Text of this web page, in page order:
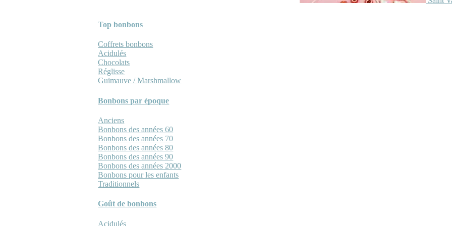
Top bonbons
Coffrets bonbons
Acidulés
Chocolats
Réglisse
Guimauve / Marshmallow
Bonbons par époque
Anciens
Bonbons des années 60
Bonbons des années 70
Bonbons des années 80
Bonbons des années 90
Bonbons des années 2000
Bonbons pour les enfants
Traditionnels
Goût de bonbons
Acidulés